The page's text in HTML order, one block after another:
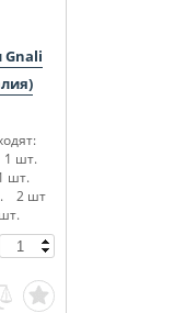
Gnali
шт.
2 шт